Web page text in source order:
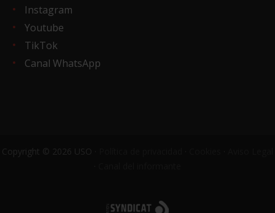
Instagram
Youtube
TikTok
Canal WhatsApp
Copyright © 2026 USO ·